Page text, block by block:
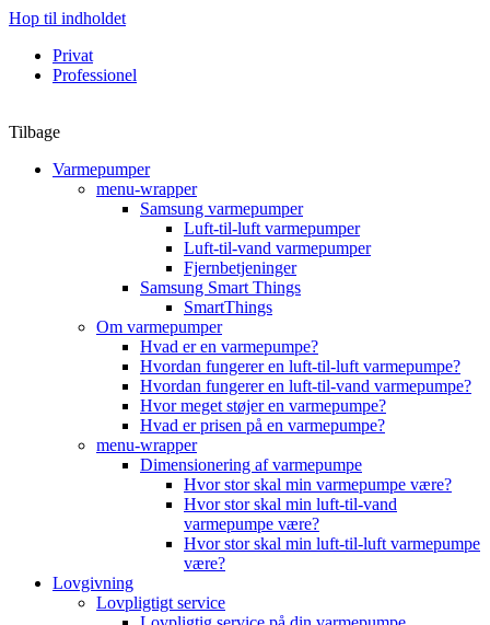
Hop til indholdet
Privat
Professionel
Tilbage
Varmepumper
menu-wrapper
Samsung varmepumper
Luft-til-luft varmepumper
Luft-til-vand varmepumper
Fjernbetjeninger
Samsung Smart Things
SmartThings
Om varmepumper
Hvad er en varmepumpe?
Hvordan fungerer en luft-til-luft varmepumpe?
Hvordan fungerer en luft-til-vand varmepumpe?
Hvor meget støjer en varmepumpe?
Hvad er prisen på en varmepumpe?
menu-wrapper
Dimensionering af varmepumpe
Hvor stor skal min varmepumpe være?
Hvor stor skal min luft-til-vand
varmepumpe være?
Hvor stor skal min luft-til-luft varmepumpe
være?
Lovgivning
Lovpligtigt service